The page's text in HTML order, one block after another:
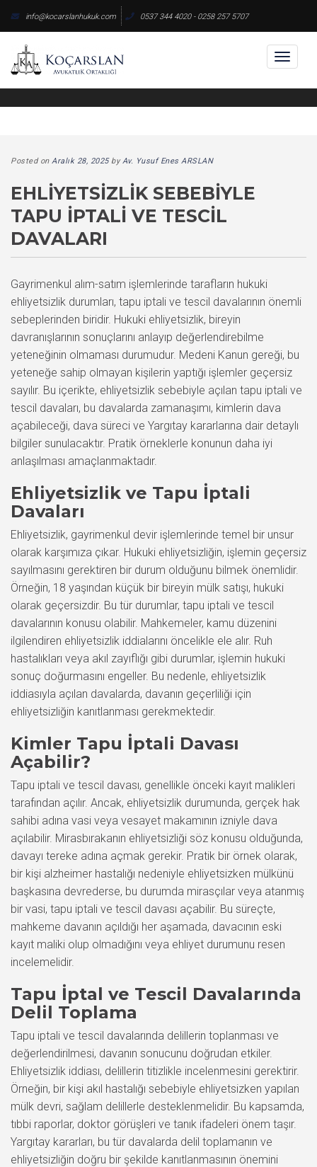
content
info@kocarslanhukuk.com 0537 344 4020 - 0258 257 5707
Posted on Aralık 28, 2025byAv. Yusuf Enes ARSLAN
EHLIYETSIZLIK SEBEBIYLE
TAPU İPTALI VE TESCIL
DAVALARI
Gayrimenkul alım-satım işlemlerinde tarafların hukuki
ehliyetsizlik durumları, tapu iptali ve tescil davalarının önemli
sebeplerinden biridir. Hukuki ehliyetsizlik, bireyin
davranışlarının sonuçlarını anlayıp değerlendirebilme
yeteneğinin olmaması durumudur. Medeni Kanun gereği, bu
yeteneğe sahip olmayan kişilerin yaptığı işlemler geçersiz
sayılır. Bu içerikte, ehliyetsizlik sebebiyle açılan tapu iptali ve
tescil davaları, bu davalarda zamanaşımı, kimlerin dava
açabileceği, dava süreci ve Yargıtay kararlarına dair detaylı
bilgiler sunulacaktır. Pratik örneklerle konunun daha iyi
anlaşılması amaçlanmaktadır.
Ehliyetsizlik ve Tapu İptali
Davaları
Ehliyetsizlik, gayrimenkul devir işlemlerinde temel bir unsur
olarak karşımıza çıkar. Hukuki ehliyetsizliğin, işlemin geçersiz
sayılmasını gerektiren bir durum olduğunu bilmek önemlidir.
Örneğin, 18 yaşından küçük bir bireyin mülk satışı, hukuki
olarak geçersizdir. Bu tür durumlar, tapu iptali ve tescil
davalarının konusu olabilir. Mahkemeler, kamu düzenini
ilgilendiren ehliyetsizlik iddialarını öncelikle ele alır. Ruh
hastalıkları veya akıl zayıflığı gibi durumlar, işlemin hukuki
sonuç doğurmasını engeller. Bu nedenle, ehliyetsizlik
iddiasıyla açılan davalarda, davanın geçerliliği için
ehliyetsizliğin kanıtlanması gerekmektedir.
Kimler Tapu İptali Davası
Açabilir?
Tapu iptali ve tescil davası, genellikle önceki kayıt malikleri
tarafından açılır. Ancak, ehliyetsizlik durumunda, gerçek hak
sahibi adına vasi veya vesayet makamının izniyle dava
açılabilir. Mirasbırakanın ehliyetsizliği söz konusu olduğunda,
davayı tereke adına açmak gerekir. Pratik bir örnek olarak,
bir kişi alzheimer hastalığı nedeniyle ehliyetsizken mülkünü
başkasına devrederse, bu durumda mirasçılar veya atanmış
bir vasi, tapu iptali ve tescil davası açabilir. Bu süreçte,
mahkeme davanın açıldığı her aşamada, davacının eski
kayıt maliki olup olmadığını veya ehliyet durumunu resen
incelemelidir.
Tapu İptal ve Tescil Davalarında
Delil Toplama
Tapu iptali ve tescil davalarında delillerin toplanması ve
değerlendirilmesi, davanın sonucunu doğrudan etkiler.
Ehliyetsizlik iddiası, delillerin titizlikle incelenmesini gerektirir.
Örneğin, bir kişi akıl hastalığı sebebiyle ehliyetsizken yapılan
mülk devri, sağlam delillerle desteklenmelidir. Bu kapsamda,
tıbbi raporlar, doktor görüşleri ve tanık ifadeleri önem taşır.
Yargıtay kararları, bu tür davalarda delil toplamanın ve
ehliyetsizliğin doğru bir şekilde kanıtlanmasının önemini